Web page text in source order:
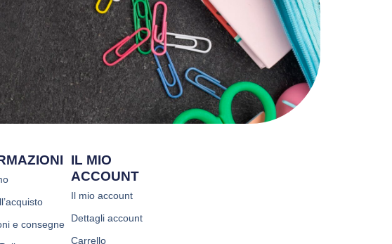
e consegne
IL MIO
ACCOUNT
Il mio account
Dettagli account
Carrello